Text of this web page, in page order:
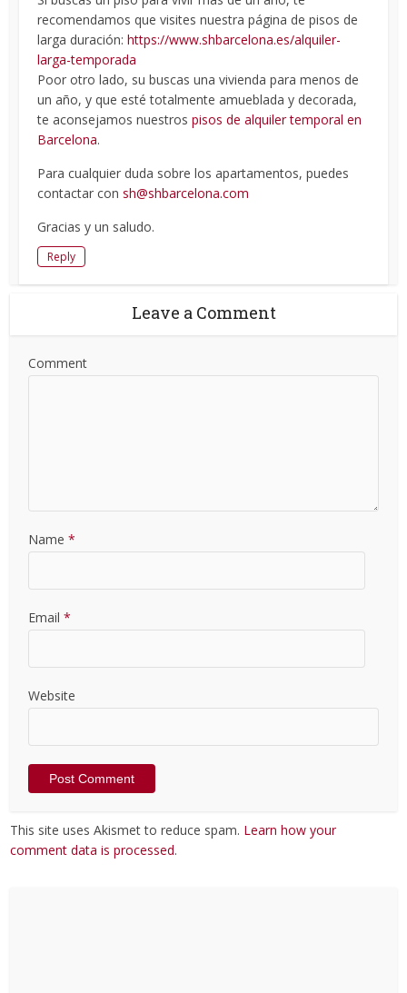
recomendamos que visites nuestra página de pisos de
larga duración:https://www.shbarcelona.es/alquiler-
larga-temporada
Poor otro lado, su buscas una vivienda para menos de
un año, y que esté totalmente amueblada y decorada,
te aconsejamos nuestrospisos de alquiler temporal en
Barcelona.
Para cualquier duda sobre los apartamentos, puedes
contactar consh@shbarcelona.com
Gracias y un saludo.
Reply
Leave a Comment
Comment
Name *
Email *
Website
This site uses Akismet to reduce spam. Learn how your
comment data is processed.